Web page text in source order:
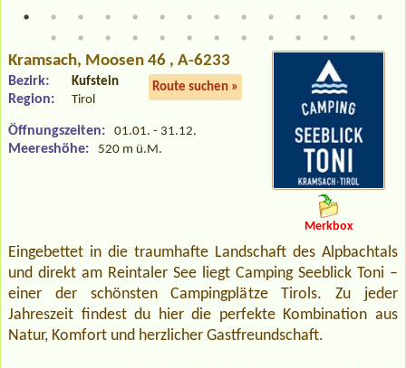
Kramsach, Moosen 46 , A-6233
Route suchen »
Bezirk: Kufstein
Region: Tirol
Öffnungszeiten: 01.01. - 31.12.
Meereshöhe: 520 m ü.M.
Merkbox
Eingebettet in die traumhafte Landschaft des Alpbachtals
und direkt am Reintaler See liegt Camping Seeblick Toni –
einer der schönsten Campingplätze Tirols. Zu jeder
Jahreszeit findest du hier die perfekte Kombination aus
Natur, Komfort und herzlicher Gastfreundschaft.